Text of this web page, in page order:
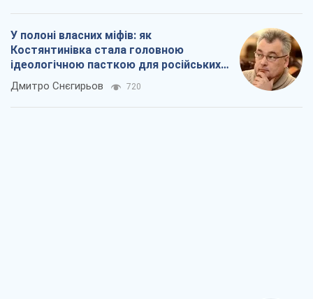
У полоні власних міфів: як
Костянтинівка стала головною
ідеологічною пасткою для російських
окупантів
Дмитро Снєгирьов 720